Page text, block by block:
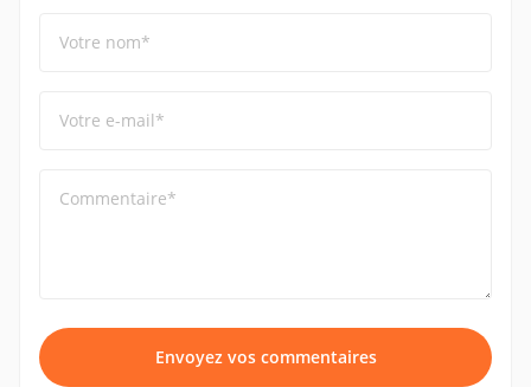
Votre nom*
Votre e-mail*
Commentaire*
Envoyez vos commentaires